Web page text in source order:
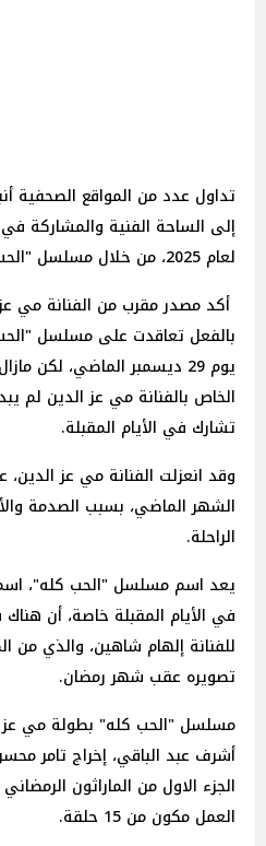
تداول عدد من المواقع الصحفية
إلى الساحة الفنية والمشاركة
لعام 2025، من خلال مسلسل "الحب كله".
أكد مصدر مقرب من الفنانة مي
بالفعل تعاقدت على مسلسل
يوم 29 ديسمبر الماضي، لكن
الخاص بالفنانة مي عز الدين لم
تشارك في الأيام المقبلة.
وقد انعزلت الفنانة مي عز
الشهر الماضي، بسبب الصدمة
الراحلة.
يعد اسم مسلسل "الحب كله"،
في الأيام المقبلة خاصة، أن
للفنانة إلهام شاهين، والذي من
تصويره عقب شهر رمضان.
مسلسل "الحب كله" بطولة مي عز
أشرف عبد الباقي، إخراج تامر
العمل مكون من 15 حلقة.